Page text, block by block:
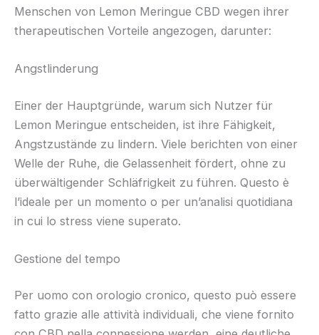
Menschen von Lemon Meringue CBD wegen ihrer
therapeutischen Vorteile angezogen, darunter:
Angstlinderung
Einer der Hauptgründe, warum sich Nutzer für
Lemon Meringue entscheiden, ist ihre Fähigkeit,
Angstzustände zu lindern. Viele berichten von einer
Welle der Ruhe, die Gelassenheit fördert, ohne zu
überwältigender Schläfrigkeit zu führen. Questo è
l’ideale per un momento o per un’analisi quotidiana
in cui lo stress viene superato.
Gestione del tempo
Per uomo con orologio cronico, questo può essere
fatto grazie alle attività individuali, che viene fornito